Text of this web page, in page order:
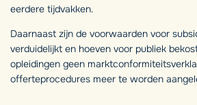
eerdere tijdvakken.
Daarnaast zijn de voorwaarden voor
verduidelijkt en hoeven voor publiek
opleidingen geen
offerteprocedures meer te worden